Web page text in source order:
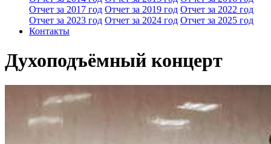
Отчет за 2017 год Отчет за 2019 год Отчет за 2022 год
Отчет за 2023 год Отчет за 2024 год Отчет за 2025 год
Контакты
Духоподъёмный концерт